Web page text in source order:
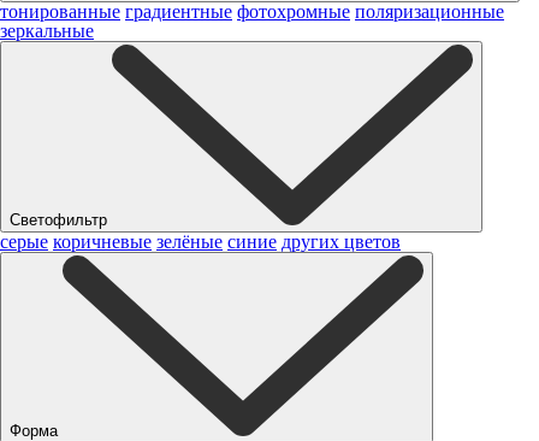
тонированные градиентные фотохромные поляризационные
зеркальные
Светофильтр
серые коричневые зелёные синие других цветов
Форма